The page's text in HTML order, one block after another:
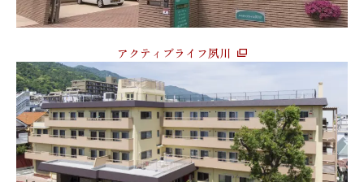
アクティブライフ夙川